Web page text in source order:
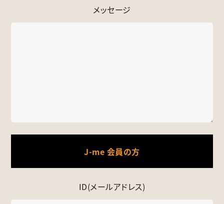
メッセージ
J-me 会員の方
ID(メールアドレス)